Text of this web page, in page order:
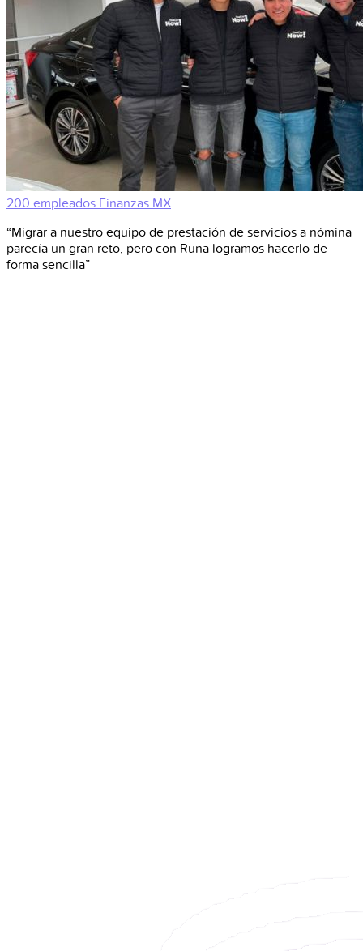
200 empleados Finanzas MX
“Migrar a nuestro equipo de prestación de servicios a nómina
parecía un gran reto, pero con Runa logramos hacerlo de
forma sencilla”